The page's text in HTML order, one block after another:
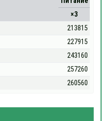
×3
213815
227915
243160
257260
260560